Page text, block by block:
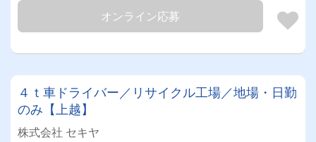
オンライン応募
４ｔ車ドライバー／リサイクル工場／地場・日勤
のみ【上越】
株式会社 セキヤ